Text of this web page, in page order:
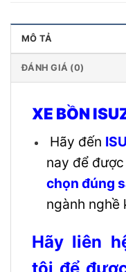
MÔ TẢ
ĐÁNH GIÁ (0)
XE BỒN
Hãy đến
nay để
chọn đúng
ngành nghề
Hãy liên